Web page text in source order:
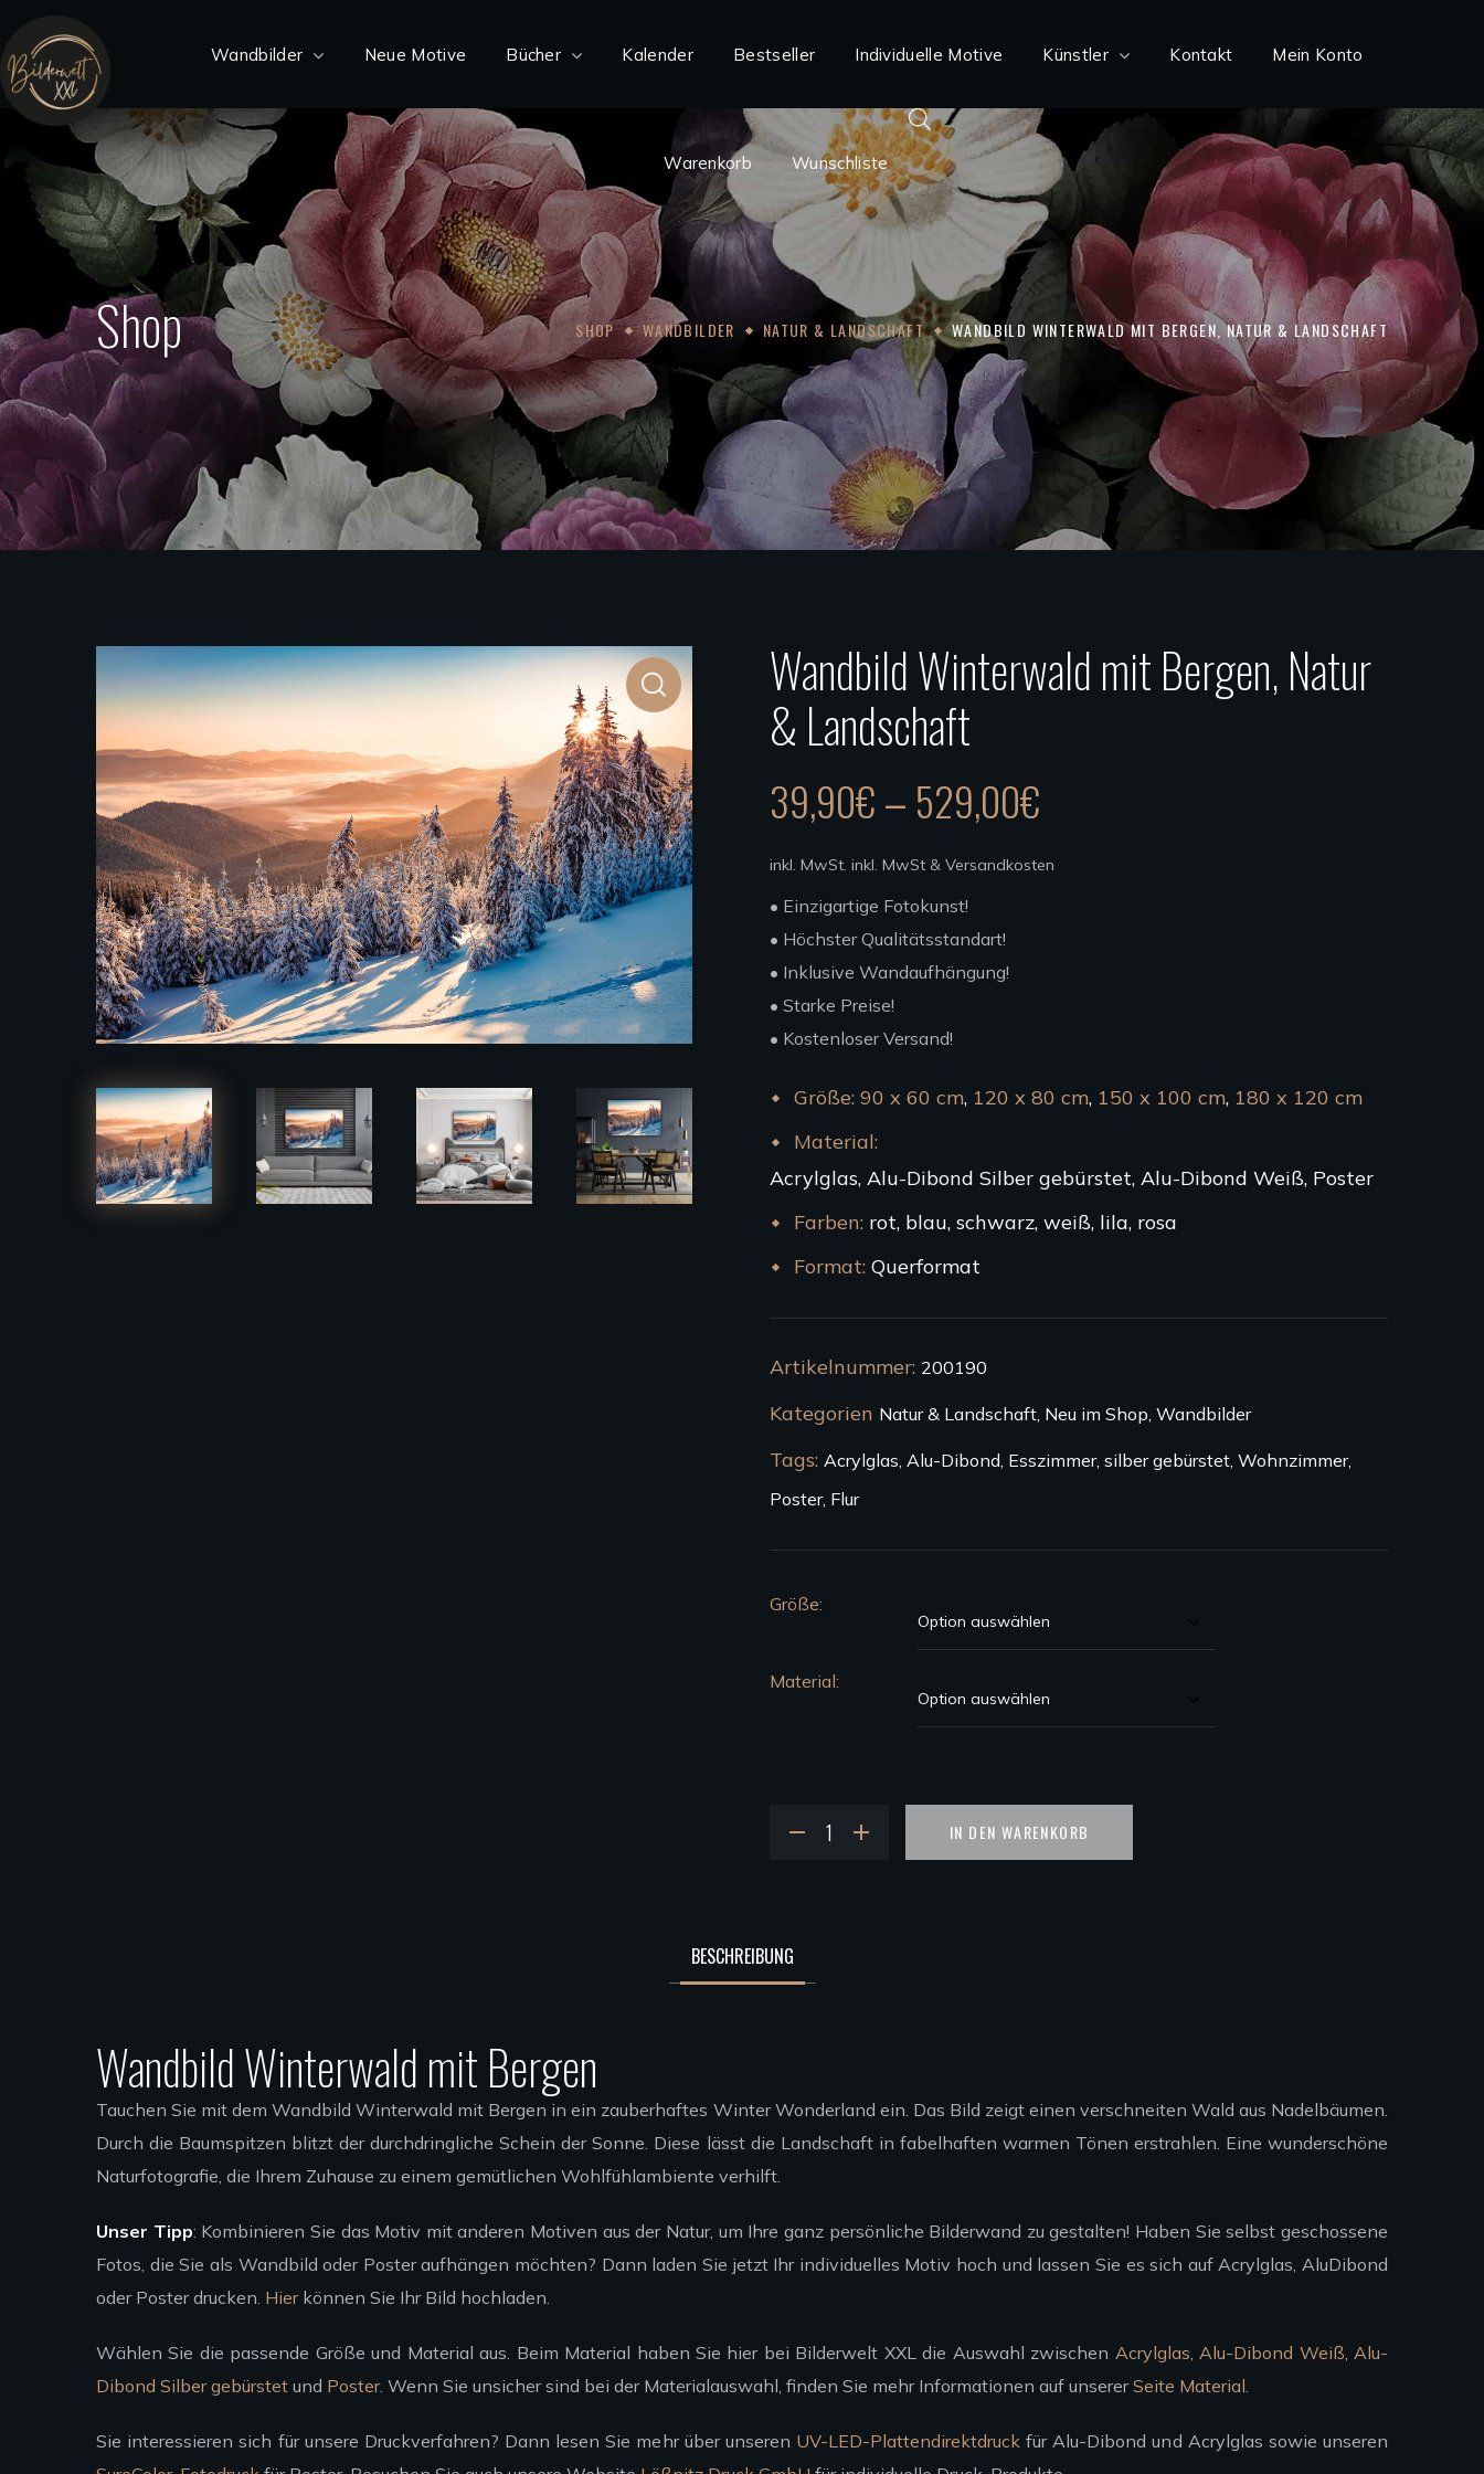
Wandbilder Neue Motive Bücher Kalender Bestseller Individuelle Motive Künstler Kontakt Mein Konto
Warenkorb Wunschliste
Warenkorb Wunschliste
Shop SHOP WANDBILDER NATUR & LANDSCHAFT WANDBILD WINTERWALD MIT BERGEN, NATUR & LANDSCHAFT
Wandbild Winterwald mit Bergen, Natur
& Landschaft
39,90€ – 529,00€
inkl. MwSt. inkl. MwSt & Versandkosten
• Einzigartige Fotokunst!
• Höchster Qualitätsstandart!
• Inklusive Wandaufhängung!
• Starke Preise!
• Kostenloser Versand!
Größe 90 x 60 cm, 120 x 80 cm, 150 x 100 cm, 180 x 120 cm
Material
Acrylglas, Alu-Dibond Silber gebürstet, Alu-Dibond Weiß, Poster
Farben rot, blau, schwarz, weiß, lila, rosa
Format Querformat
Artikelnummer: 200190
Kategorien Natur & Landschaft, Neu im Shop, Wandbilder
Tags: Acrylglas, Alu-Dibond, Esszimmer, silber gebürstet, Wohnzimmer,
Poster, Flur
Größe
Material
IN DEN WARENKORB
BESCHREIBUNG
Wandbild Winterwald mit Bergen
Tauchen Sie mit dem Wandbild Winterwald mit Bergen in ein zauberhaftes Winter Wonderland ein. Das Bild zeigt einen verschneiten Wald aus Nadelbäumen.
Durch die Baumspitzen blitzt der durchdringliche Schein der Sonne. Diese lässt die Landschaft in fabelhaften warmen Tönen erstrahlen. Eine wunderschöne
Naturfotografie, die Ihrem Zuhause zu einem gemütlichen Wohlfühlambiente verhilft.
Unser Tipp: Kombinieren Sie das Motiv mit anderen Motiven aus der Natur, um Ihre ganz persönliche Bilderwand zu gestalten! Haben Sie selbst geschossene
Fotos, die Sie als Wandbild oder Poster aufhängen möchten? Dann laden Sie jetzt Ihr individuelles Motiv hoch und lassen Sie es sich auf Acrylglas, AluDibond
oder Poster drucken. Hierkönnen Sie Ihr Bild hochladen.
Wählen Sie die passende Größe und Material aus. Beim Material haben Sie hier bei Bilderwelt XXL die Auswahl zwischen Acrylglas,Alu-Dibond Weiß,Alu-
Dibond Silber gebürstet und Poster. Wenn Sie unsicher sind bei der Materialauswahl, finden Sie mehr Informationen auf unsererSeite Material.
Sie interessieren sich für unsere Druckverfahren? Dann lesen Sie mehr über unseren UV-LED-Plattendirektdruck für Alu-Dibond und Acrylglas sowie unseren